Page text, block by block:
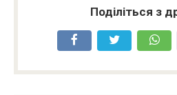
Поділіться з